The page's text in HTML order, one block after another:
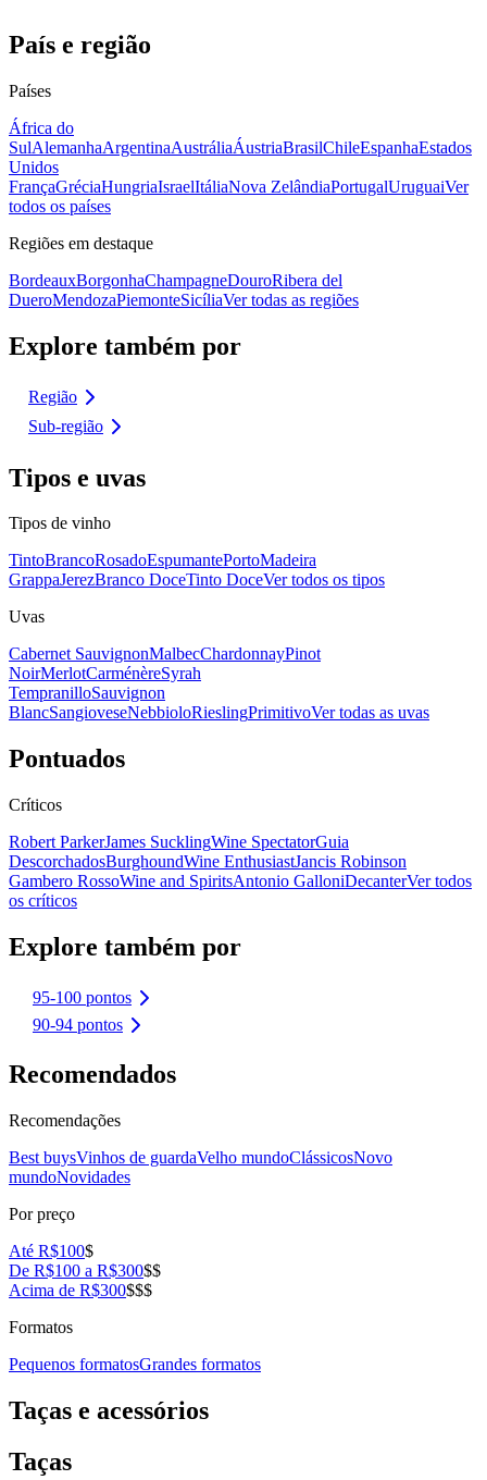
País e região
Países
África do
SulAlemanhaArgentinaAustráliaÁustriaBrasilChileEspanhaEstados
Unidos
FrançaGréciaHungriaIsraelItáliaNova ZelândiaPortugalUruguaiVer
todos os países
Regiões em destaque
BordeauxBorgonhaChampagneDouroRibera del
DueroMendozaPiemonteSicíliaVer todas as regiões
Explore também por
Região
Sub-região
Tipos e uvas
Tipos de vinho
TintoBrancoRosadoEspumantePortoMadeira
GrappaJerezBranco DoceTinto DoceVer todos os tipos
Uvas
Cabernet SauvignonMalbecChardonnayPinot
NoirMerlotCarménèreSyrah
TempranilloSauvignon
BlancSangioveseNebbioloRieslingPrimitivoVer todas as uvas
Pontuados
Críticos
Robert ParkerJames SucklingWine SpectatorGuia
DescorchadosBurghoundWine EnthusiastJancis Robinson
Gambero RossoWine and SpiritsAntonio GalloniDecanterVer todos
os críticos
Explore também por
95-100 pontos
90-94 pontos
Recomendados
Recomendações
Best buysVinhos de guardaVelho mundoClássicosNovo
mundoNovidades
Por preço
Até R$100$
De R$100 a R$300$$
Acima de R$300$$$
Formatos
Pequenos formatosGrandes formatos
Taças e acessórios
Taças